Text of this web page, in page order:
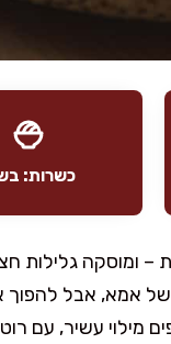
כשרות:
– ומוסקה גלילות
אמא, אבל להפוך
מילוי עשיר,